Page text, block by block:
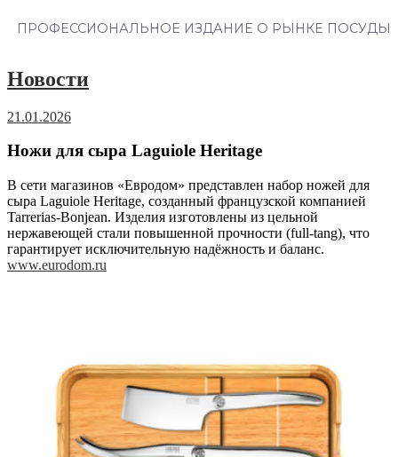
ПРОФЕССИОНАЛЬНОЕ ИЗДАНИЕ О РЫНКЕ ПОСУДЫ
Новости
21.01.2026
Ножи для сыра Laguiole Heritage
В сети магазинов «Евродом» представлен набор ножей для
сыра Laguiole Heritage, созданный французской компанией
Tarrerias-Bonjean. Изделия изготовлены из цельной
нержавеющей стали повышенной прочности (full-tang), что
гарантирует исключительную надёжность и баланс.
www.eurodom.ru